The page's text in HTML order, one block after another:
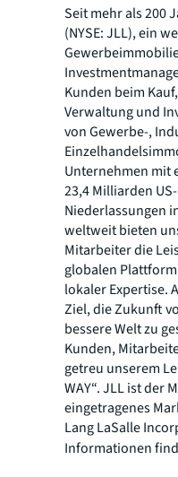
Seit mehr als 200
(NYSE: JLL), ein
Kunden beim
Verwaltung und
von Gewerbe-,
Unternehmen mit
23,4 Milliarden
Niederlassungen
weltweit bieten
Mitarbeiter die
globalen
lokaler Expertise.
Ziel, die Zukunft
bessere Welt zu
Kunden,
getreu unserem
WAY“. JLL ist der
eingetragenes
Lang LaSalle
Informationen